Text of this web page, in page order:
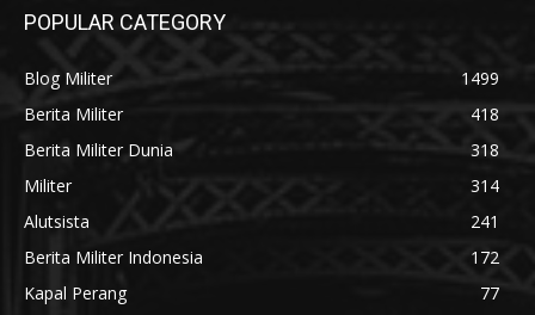
POPULAR CATEGORY
Blog Militer
1499
Berita Militer
418
Berita Militer Dunia
318
Militer
314
Alutsista
241
Berita Militer Indonesia
172
Kapal Perang
77